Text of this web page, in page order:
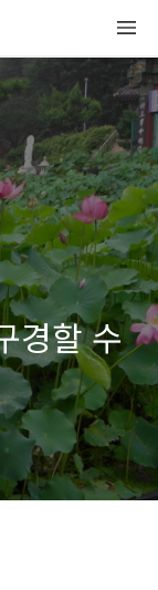
경할 수